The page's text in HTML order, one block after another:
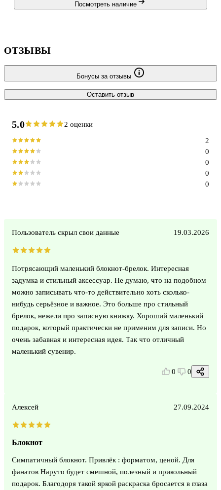
Посмотреть наличие
ОТЗЫВЫ
Бонусы за отзывы
Оставить отзыв
5.0 2 оценки
0
0
0
0
2
Пользователь скрыл свои данные 19.03.2026
Потрясающий маленький блокнот-брелок. Интересная
задумка и стильный аксессуар. Не думаю, что на подобном
можно записывать что-то действительно хоть сколько-
нибудь серьёзное и важное. Это больше про стильный
брелок, нежели про записную книжку. Хороший маленький
подарок, который практически не применим для записи. Но
очень забавная и интересная идея. Так что отличный
маленький сувенир.
0 0
Алексей 27.09.2024
Блокнот
Симпатичный блокнот. Привлёк : форматом, ценой. Для
фанатов Наруто будет смешной, полезный и прикольный
подарок. Благодоря такой яркой раскраска бросается в глаза